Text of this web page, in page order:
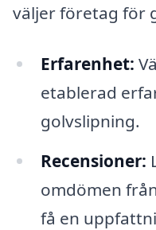
väljer företag för
Erfarenhet:
etablerad
golvslipning.
Recensioner:
omdömen
få en